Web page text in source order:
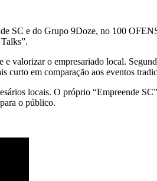
SC e do Grupo 9Doze, no 100
valorizar o empresariado local.
curto em comparação aos eventos
locais. O próprio “Empreende
o público.